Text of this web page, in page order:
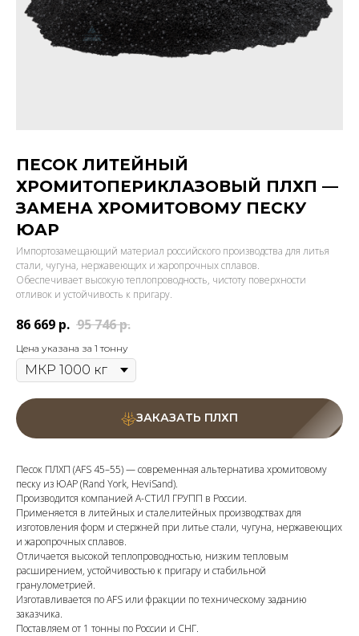
ПЕСОК ЛИТЕЙНЫЙ
ХРОМИТОПЕРИКЛАЗОВЫЙ ПЛХП —
ЗАМЕНА ХРОМИТОВОМУ ПЕСКУ
ЮАР
Импортозамещающий материал российского производства для литья
стали, чугуна, нержавеющих и жаропрочных сплавов.
Обеспечивает высокую теплопроводность, чистоту поверхности
отливок и устойчивость к пригару.
86 669 р. 95 746р.
Цена указана за 1 тонну
ЗАКАЗАТЬ ПЛХП
Песок ПЛХП (AFS 45–55) — современная альтернатива хромитовому
песку из ЮАР (Rand York, HeviSand).
Производится компанией А-СТИЛ ГРУПП в России.
Применяется в литейных и сталелитейных производствах для
изготовления форм и стержней при литье стали, чугуна, нержавеющих
и жаропрочных сплавов.
Отличается высокой теплопроводностью, низким тепловым
расширением, устойчивостью к пригару и стабильной
гранулометрией.
Изготавливается по AFS или фракции по техническому заданию
заказчика.
Поставляем от 1 тонны по России и СНГ.